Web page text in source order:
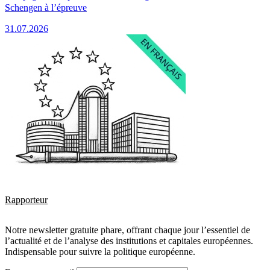
Schengen à l’épreuve
31.07.2026
Rapporteur
Notre newsletter gratuite phare, offrant chaque jour l’essentiel de
l’actualité et de l’analyse des institutions et capitales européennes.
Indispensable pour suivre la politique européenne.